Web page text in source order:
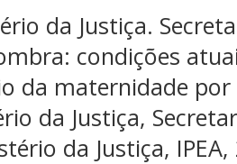
da Justiça.
condições
da maternidade
da Justiça,
da Justiça, IPEA,